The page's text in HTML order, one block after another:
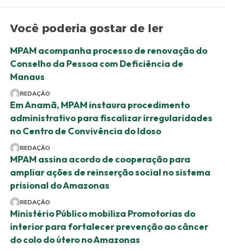
Você poderia gostar de ler
MPAM acompanha processo de renovação do
Conselho da Pessoa com Deficiência de
Manaus
REDAÇÃO
Em Anamã, MPAM instaura procedimento
administrativo para fiscalizar irregularidades
no Centro de Convivência do Idoso
REDAÇÃO
MPAM assina acordo de cooperação para
ampliar ações de reinserção social no sistema
prisional do Amazonas
REDAÇÃO
Ministério Público mobiliza Promotorias do
interior para fortalecer prevenção ao câncer
do colo do útero no Amazonas